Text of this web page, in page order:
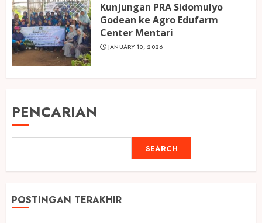
Kunjungan PRA Sidomulyo
Godean ke Agro Edufarm
Center Mentari
JANUARY 10, 2026
PENCARIAN
SEARCH
POSTINGAN TERAKHIR